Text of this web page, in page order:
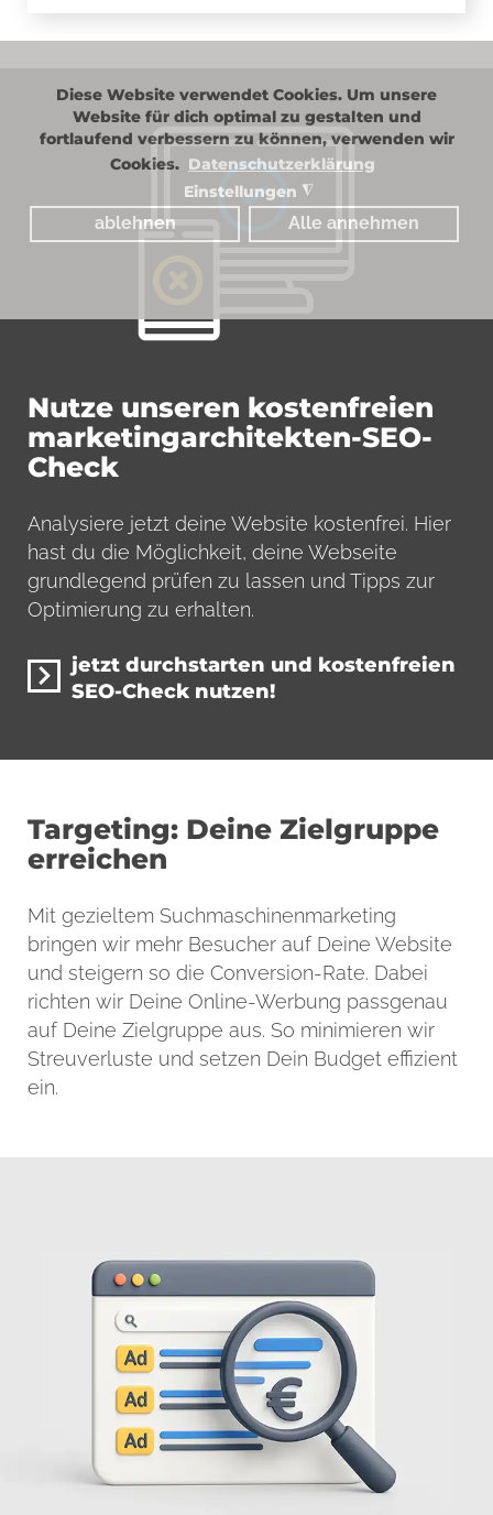
Diese Website verwendet Cookies. Um unsere
Website für dich optimal zu gestalten und
fortlaufend verbessern zu können, verwenden wir
Cookies. Datenschutzerklärung
Einstellungen ◮
ablehnen Alle annehmen
Nutze unseren kostenfreien
marketingarchitekten-SEO-
Check
Analysiere jetzt deine Website kostenfrei. Hier
hast du die Möglichkeit, deine Webseite
grundlegend prüfen zu lassen und Tipps zur
Optimierung zu erhalten.
jetzt durchstarten und kostenfreien
SEO-Check nutzen!
Targeting: Deine Zielgruppe
erreichen
Mit gezieltem Suchmaschinenmarketing
bringen wir mehr Besucher auf Deine Website
und steigern so die Conversion-Rate. Dabei
richten wir Deine Online-Werbung passgenau
auf Deine Zielgruppe aus. So minimieren wir
Streuverluste und setzen Dein Budget effizient
ein.